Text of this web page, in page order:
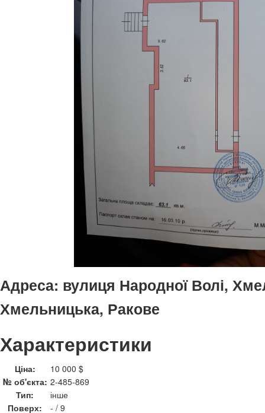
Адреса: вулиця Народної Волі,
Хмельницька, Ракове
Характеристики
Ціна:
10 000 $
№ об'єкта: 2-485-869
Тип:
інше
Поверх:
- / 9